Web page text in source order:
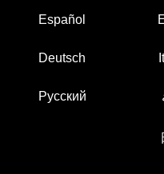
Español
Deutsch
Русский